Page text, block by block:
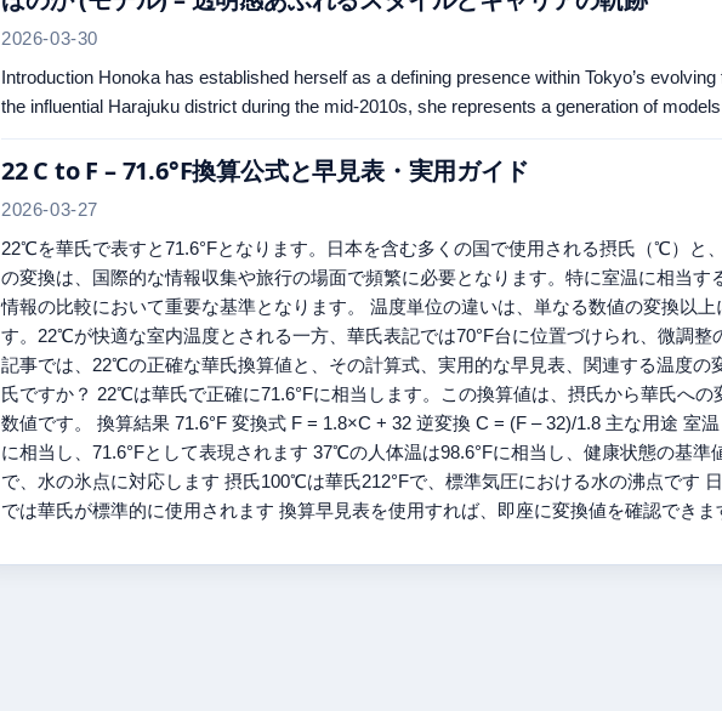
2026-03-30
Introduction Honoka has established herself as a defining presence within Tokyo’s
the influential Harajuku district during the mid-2010s, she represents a generation of
22 C to F – 71.6°F換算公式と早見表・実用ガイド
2026-03-27
22℃を華氏で表すと71.6°Fとなります。日本を含む多くの国で使用される摂氏（℃）と
の変換は、国際的な情報収集や旅行の場面で頻繁に必要となります。特に室温に相当
情報の比較において重要な基準となります。 温度単位の違いは、単なる数値の変換以
す。22℃が快適な室内温度とされる一方、華氏表記では70°F台に位置づけられ、微調整
記事では、22℃の正確な華氏換算値と、その計算式、実用的な早見表、関連する温度
氏ですか？ 22℃は華氏で正確に71.6°Fに相当します。この換算値は、摂氏から華氏への
数値です。 換算結果 71.6°F 変換式 F = 1.8×C + 32 逆変換 C = (F – 32)/1.8 主な用途 室
に相当し、71.6°Fとして表現されます 37℃の人体温は98.6°Fに相当し、健康状態の基
で、水の氷点に対応します 摂氏100℃は華氏212°Fで、標準気圧における水の沸点です
では華氏が標準的に使用されます 換算早見表を使用すれば、即座に変換値を確認でき